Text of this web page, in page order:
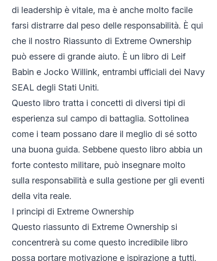
di leadership è vitale, ma è anche molto facile
farsi distrarre dal peso delle responsabilità. È qui
che il nostro Riassunto di Extreme Ownership
può essere di grande aiuto. È un libro di Leif
Babin e Jocko Willink, entrambi ufficiali dei Navy
SEAL degli Stati Uniti.
Questo libro tratta i concetti di diversi tipi di
esperienza sul campo di battaglia. Sottolinea
come i team possano dare il meglio di sé sotto
una buona guida. Sebbene questo libro abbia un
forte contesto militare, può insegnare molto
sulla responsabilità e sulla gestione per gli eventi
della vita reale.
I principi di Extreme Ownership
Questo riassunto di Extreme Ownership si
concentrerà su come questo incredibile libro
possa portare motivazione e ispirazione a tutti.